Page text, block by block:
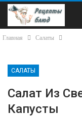
Главная Салаты
САЛАТЫ
Салат Из
Капусты